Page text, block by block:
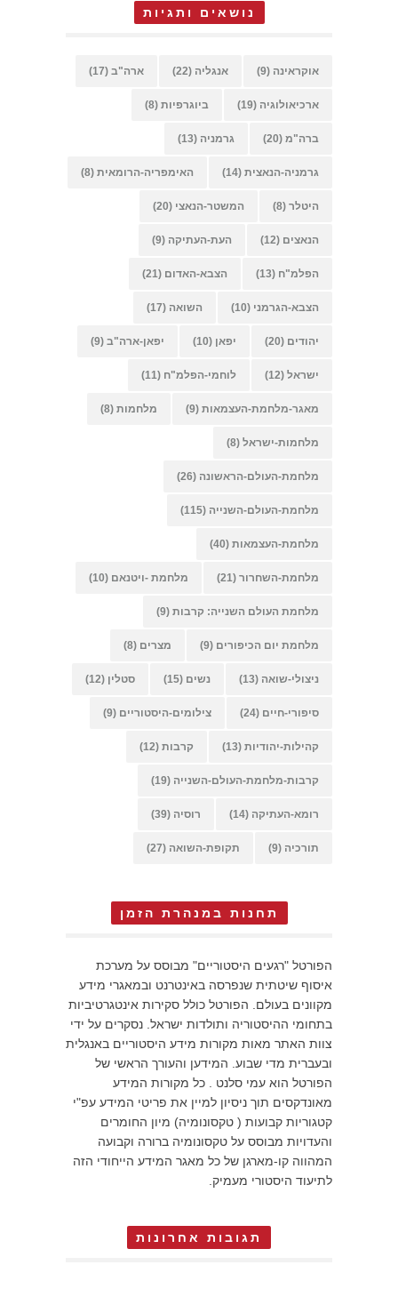
נושאים ותגיות
אוקראינה (9) אנגליה (22) ארה"ב (17)
ארכיאולוגיה (19) ביוגרפיות (8)
ברה"מ (20) גרמניה (13)
גרמניה-הנאצית (14) האימפריה-הרומאית (8)
היטלר (8) המשטר-הנאצי (20)
הנאצים (12) העת-העתיקה (9)
הפלמ"ח (13) הצבא-האדום (21)
הצבא-הגרמני (10) השואה (17)
יהודים (20) יפאן (10) יפאן-ארה"ב (9)
ישראל (12) לוחמי-הפלמ"ח (11)
מאגר-מלחמת-העצמאות (9) מלחמות (8)
מלחמות-ישראל (8)
מלחמת-העולם-הראשונה (26)
מלחמת-העולם-השנייה (115)
מלחמת-העצמאות (40)
מלחמת-השחרור (21) מלחמת -ויטנאם (10)
מלחמת העולם השנייה: קרבות (9)
מלחמת יום הכיפורים (9) מצרים (8)
ניצולי-שואה (13) נשים (15) סטלין (12)
סיפורי-חיים (24) צילומים-היסטוריים (9)
קהילות-יהודיות (13) קרבות (12)
קרבות-מלחמת-העולם-השנייה (19)
רומא-העתיקה (14) רוסיה (39)
תורכיה (9) תקופת-השואה (27)
תחנות במנהרת הזמן
הפורטל "רגעים היסטוריים" מבוסס על מערכת
איסוף שיטתית שנפרסה באינטרנט ובמאגרי מידע
מקוונים בעולם. הפורטל כולל סקירות אינטגרטיביות
בתחומי ההיסטוריה ותולדות ישראל. נסקרים על ידי
צוות האתר מאות מקורות מידע היסטוריים באנגלית
ובעברית מדי שבוע. המידען והעורך הראשי של
הפורטל הוא עמי סלנט . כל מקורות המידע
מאונדקסים תוך ניסיון למיין את פריטי המידע עפ"י
קטגוריות קבועות ( טקסונומיה) מיון החומרים
והעדויות מבוסס על טקסונומיה ברורה וקבועה
המהווה קו-מארגן של כל מאגר המידע הייחודי הזה
לתיעוד היסטורי מעמיק.
תגובות אחרונות